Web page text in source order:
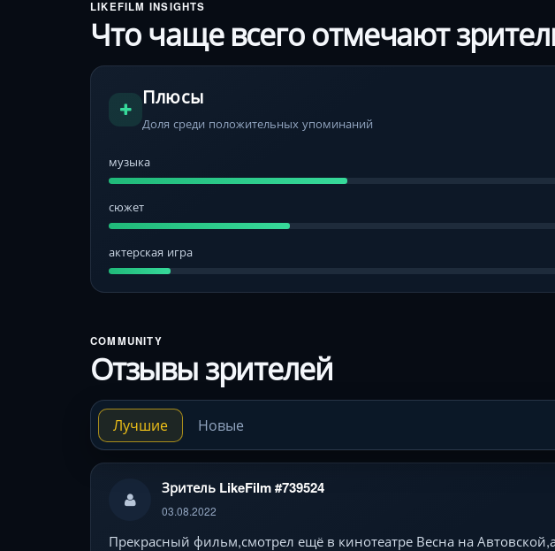
LIKEFILM INSIGHTS
Что чаще всего отмечают
Плюсы
Доля среди положительных упоминаний
музыка
сюжет
актерская игра
COMMUNITY
Отзывы зрителей
Лучшие Новые
Зритель LikeFilm #739524
03.08.2022
Прекрасный фильм,смотрел ещё в кинотеатре Весна на